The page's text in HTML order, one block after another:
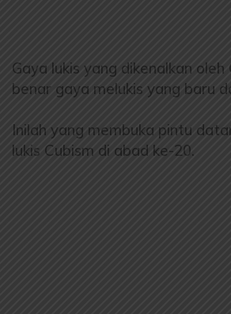
Gaya lukis yang dikenalkan
benar gaya melukis yang baru
Inilah yang membuka pintu
lukis Cubism di abad ke-20.